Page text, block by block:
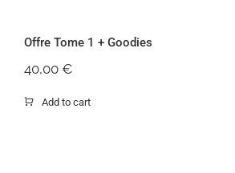
Offre Tome 1 + Goodies
40,00 €
Add to cart